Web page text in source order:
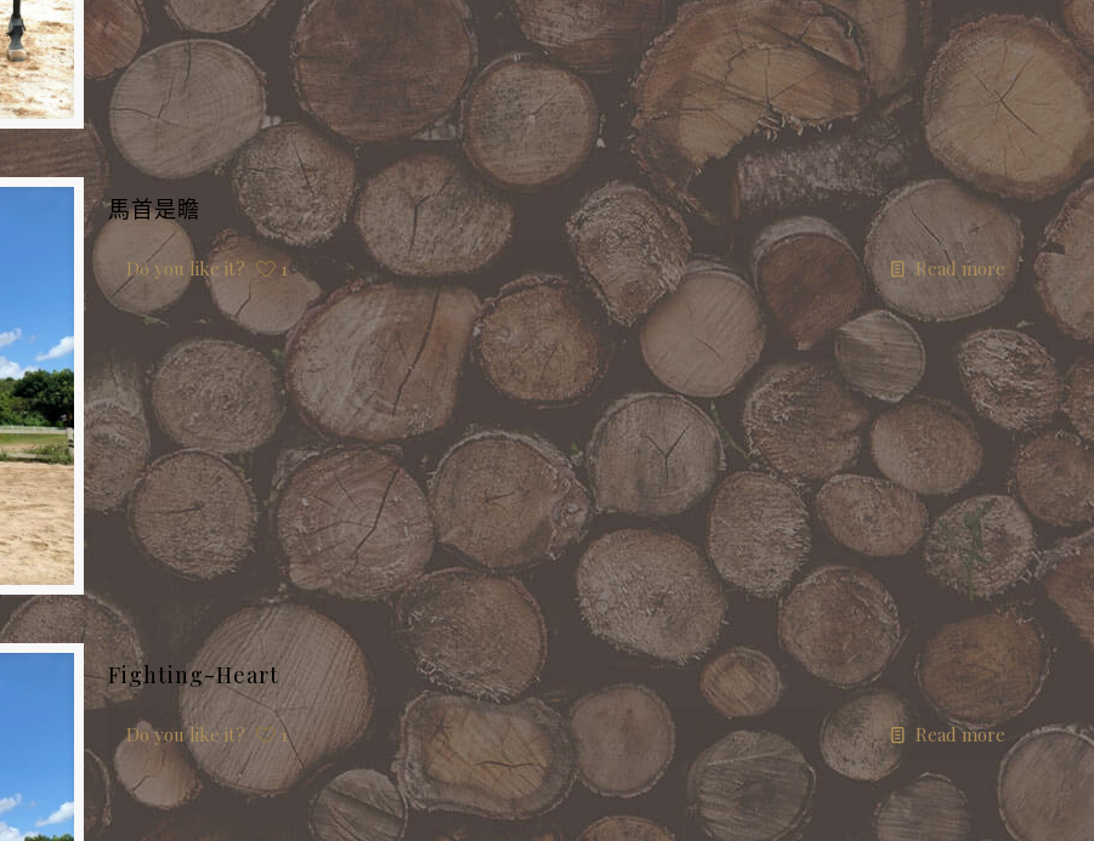
馬首是瞻
Do you like it? 1 Read more
Fighting-Heart
Do you like it? 1 Read more